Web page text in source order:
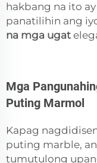
hakbang na ito
panatilihin ang
na mga ugat
Mga
Puting Marmol
Kapag
puting marble,
tumutulong